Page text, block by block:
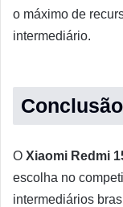
o máximo de
intermediário.
Conclusão
O Xiaomi Redmi
escolha no
intermediários